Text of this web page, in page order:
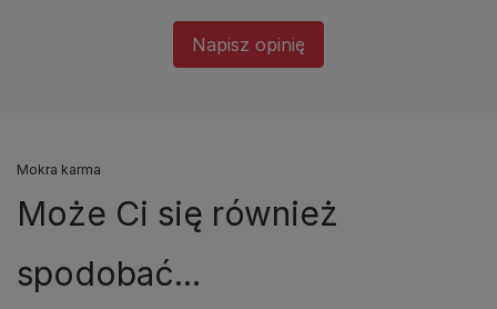
Napisz opinię
Mokra karma
Może Ci się również
spodobać...